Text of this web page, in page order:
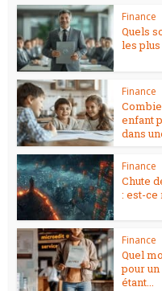
Finance
Quels
les
Finance
enfant
dans
Finance
Chute
: est-ce
Finance
Quel
pour
étant...